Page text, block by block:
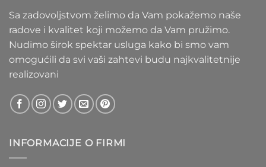
Sa zadovoljstvom želimo da Vam pokažemo naše
radove i kvalitet koji možemo da Vam pružimo.
Nudimo širok spektar usluga kako bi smo vam
omogućili da svi vaši zahtevi budu najkvalitetnije
realizovani
INFORMACIJE O FIRMI